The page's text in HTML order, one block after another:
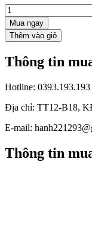
Mua ngay
Thông tin
Hotline: 0393.193.193
Địa chỉ: TT12-B18,
E-mail:
Thông tin